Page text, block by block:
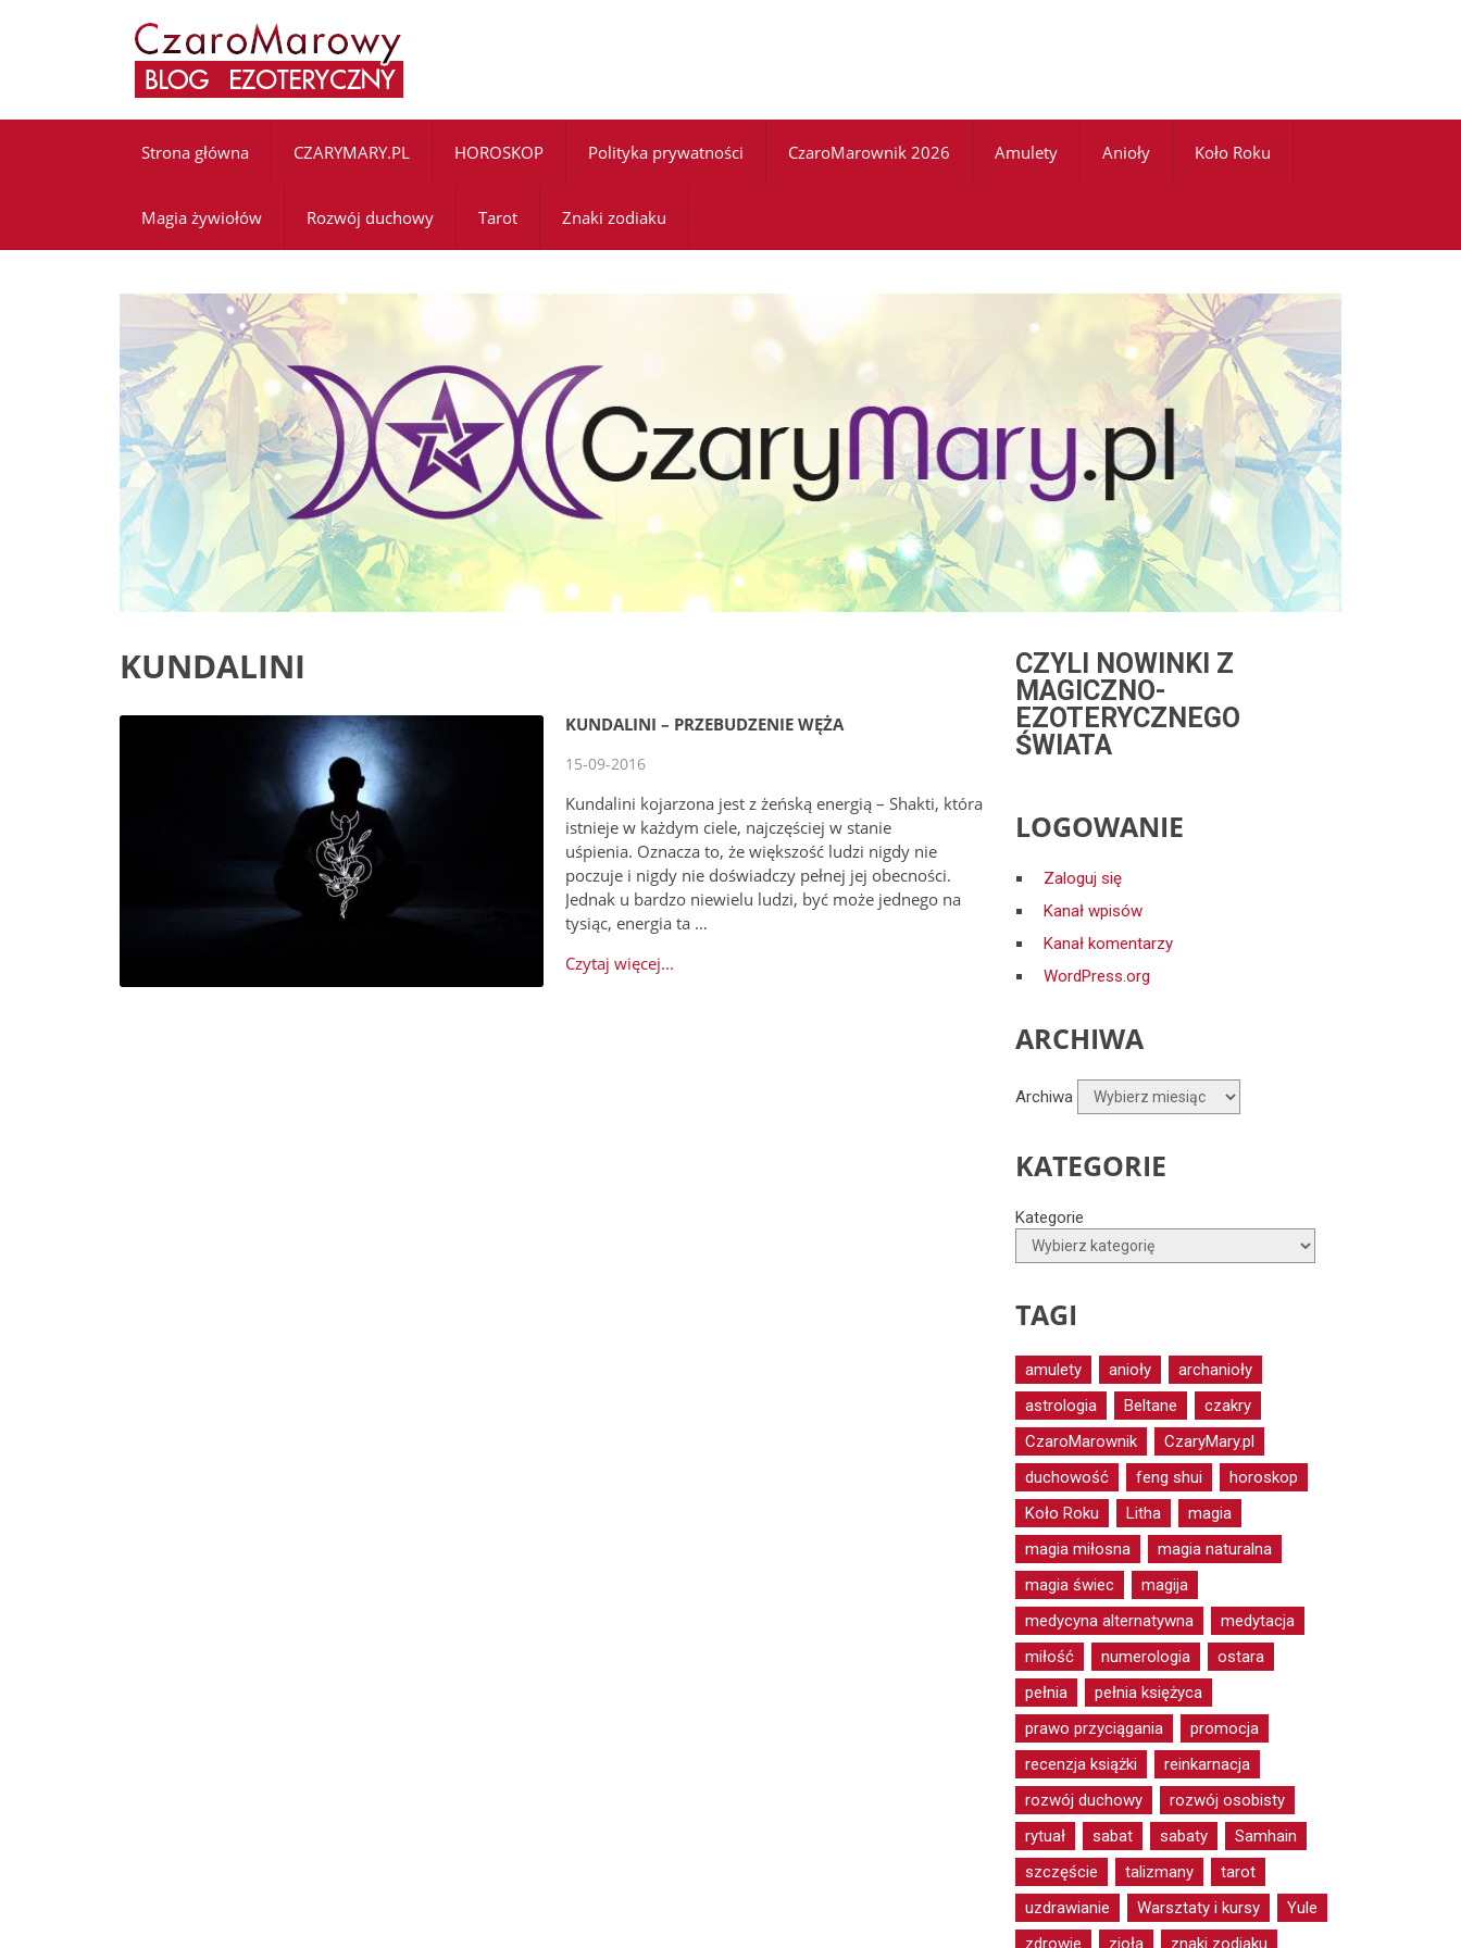
Strona główna CZARYMARY.PL HOROSKOP Polityka prywatności CzaroMarownik 2026 Amulety Anioły Koło Roku
Magia żywiołów Rozwój duchowy Tarot Znaki zodiaku
KUNDALINI
KUNDALINI – PRZEBUDZENIE WĘŻA
15-09-2016
Kundalini kojarzona jest z żeńską energią – Shakti, która
istnieje w każdym ciele, najczęściej w stanie
uśpienia. Oznacza to, że większość ludzi nigdy nie
poczuje i nigdy nie doświadczy pełnej jej obecności.
Jednak u bardzo niewielu ludzi, być może jednego na
tysiąc, energia ta …
Czytaj więcej...
CZYLI NOWINKI Z
MAGICZNO-
EZOTERYCZNEGO
ŚWIATA
LOGOWANIE
Zaloguj się
Kanał wpisów
Kanał komentarzy
WordPress.org
ARCHIWA
Archiwa
KATEGORIE
Kategorie
TAGI
amulety anioły
archanioły
astrologia
Beltane
czakry
CzaroMarownik
CzaryMary.pl
duchowość
feng shui
horoskop
Koło Roku
Litha
magia
magia miłosna
magia naturalna
magia świec
magija
medycyna alternatywna
medytacja
miłość
numerologia
ostara
pełnia
pełnia księżyca
prawo przyciągania
promocja
recenzja książki
reinkarnacja
rozwój duchowy
rozwój osobisty
rytuał
sabat sabaty
Samhain
szczęście
talizmany
tarot
uzdrawianie
Warsztaty i kursy
Yule
zdrowie
zioła znaki zodiaku